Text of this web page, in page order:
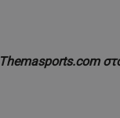
Themasports.com